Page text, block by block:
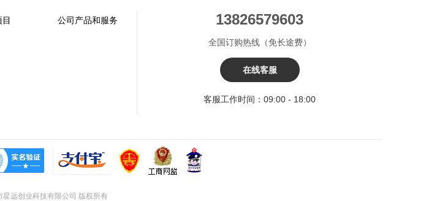
公司产品和服务 13826579603
全国订购热线（免长途费）
在线客服
客服工作时间：09:00 - 18:00
远创业科技有限公司 版权所有